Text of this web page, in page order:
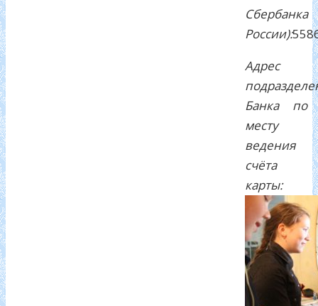
Сбербанка
России):
Адрес
Банка по
месту
ведения
счёта
карты: